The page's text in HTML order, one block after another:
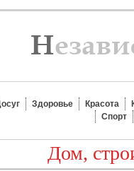
Здоровье Красота
Спорт
Дом,